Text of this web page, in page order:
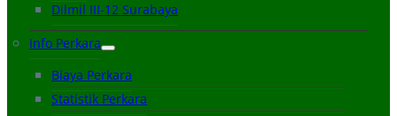
Dilmil III-12 Surabaya
Info Perkara
Biaya Perkara
Statistik Perkara